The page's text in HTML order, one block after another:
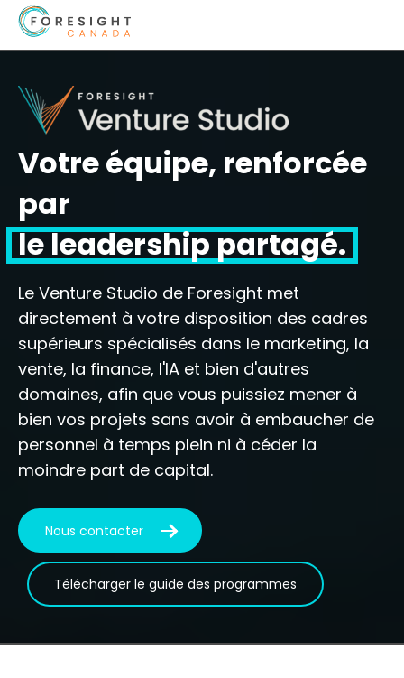
Votre équipe, renforcée
par
le leadership partagé.
Le Venture Studio de Foresight met
directement à votre disposition des cadres
supérieurs spécialisés dans le marketing, la
vente, la finance, l'IA et bien d'autres
domaines, afin que vous puissiez mener à
bien vos projets sans avoir à embaucher de
personnel à temps plein ni à céder la
moindre part de capital.
Nous contacter
Télécharger le guide des programmes